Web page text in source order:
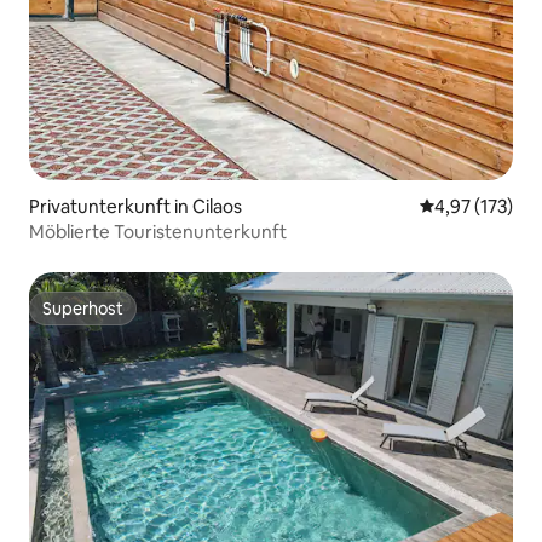
Privatunterkunft in Cilaos
4,97 (173)
Möblierte Touristenunterkunft
Superhost
Superhost